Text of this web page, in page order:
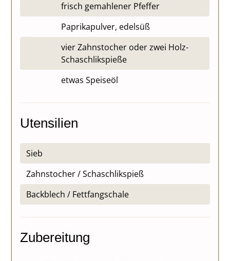
frisch gemahlener Pfeffer
Paprikapulver, edelsüß
vier Zahnstocher oder zwei Holz-
Schaschlikspieße
etwas Speiseöl
Utensilien
Sieb
Zahnstocher / Schaschlikspieß
Backblech / Fettfangschale
Zubereitung